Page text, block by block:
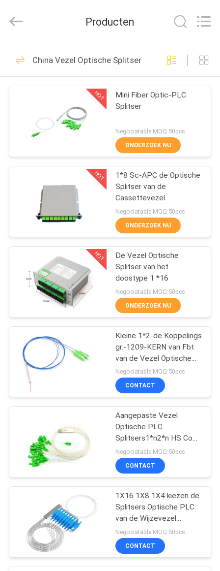
HUIS
PRODUCTEN
ONGEVEER
FABRIEKSREIS
KWALITEITSCONTROLE
CONTACTEER
ONS
VERZOEK
CITAAT
SITEMAP
PRIVACY
POLICY
LIMITED.
Reserved.
GPON ONU ONT
419
Huawei GPON ONU
143
WiFi GPON ONU
wifi epon onu
XPON ONT
11
Producten
China Vezel Optische Splitser
HOT
Mini Fiber Optic-PLC
Splitser
Negociatable MOQ:50pcs
ONDERZOEK NU
HOT
1*8 Sc-APC de Optische
Splitser van de
Cassettevezel
Negociatable MOQ:50pcs
ONDERZOEK NU
HOT
De Vezel Optische
Splitser van het
doostype 1 *16
Negociatable MOQ:50pcs
ONDERZOEK NU
Kleine 1*2-de Koppelings
gr.-1209-KERN van Fbt
van de Vezel Optische
Splitser gr.-1221-KERN
Negociatable MOQ:50pcs
CONTACT
Aangepaste Vezel
Optische PLC
Splitsers1*n2*n HS Code
8517622990
Negociatable MOQ:50pcs
CONTACT
1X16 1X8 1X4 kiezen de
Splitsers Optische PLC
van de Wijzevezel
Optische APC UPC van
Splitserssc Splitser uit
Negociatable MOQ:50pcs
CONTACT